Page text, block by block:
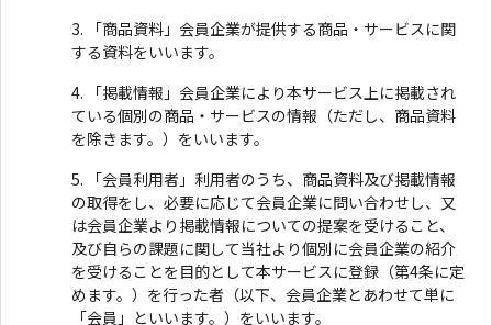
「商品資料」会員企業が提供する商品・サービスに関
する資料をいいます。
「掲載情報」会員企業により本サービス上に掲載され
ている個別の商品・サービスの情報（ただし、商品資料
を除きます。）をいいます。
「会員利用者」利用者のうち、商品資料及び掲載情報
の取得をし、必要に応じて会員企業に問い合わせし、又
は会員企業より掲載情報についての提案を受けること、
及び自らの課題に関して当社より個別に会員企業の紹介
を受けることを目的として本サービスに登録（第4条に定
めます。）を行った者（以下、会員企業とあわせて単に
「会員」といいます。）をいいます。